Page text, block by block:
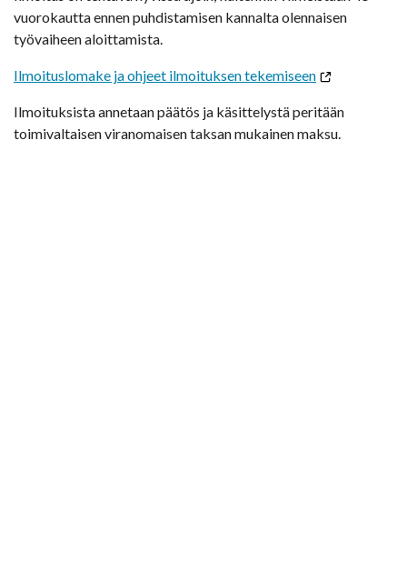
vuorokautta ennen puhdistamisen kannalta olennaisen
työvaiheen aloittamista.
Ilmoituslomake ja ohjeet ilmoituksen tekemiseen
Ilmoituksista annetaan päätös ja käsittelystä peritään
toimivaltaisen viranomaisen taksan mukainen maksu.